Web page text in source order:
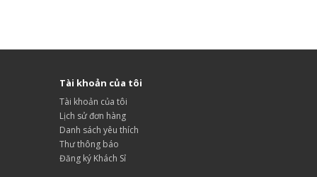
Tài khoản của tôi
Tài khoản của tôi
Lịch sử đơn hàng
Danh sách yêu thích
Thư thông báo
Đăng ký Khách Sỉ